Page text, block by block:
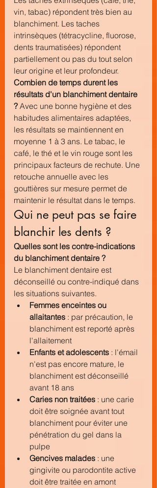
vin, tabac) répondent très bien au
blanchiment. Les taches
intrinsèques (tétracycline, fluorose,
dents traumatisées) répondent
partiellement ou pas du tout selon
leur origine et leur profondeur.
Combien de temps durent les
résultats d'un blanchiment dentaire
? Avec une bonne hygiène et des
habitudes alimentaires adaptées,
les résultats se maintiennent en
moyenne 1 à 3 ans. Le tabac, le
café, le thé et le vin rouge sont les
principaux facteurs de rechute. Une
retouche annuelle avec les
gouttières sur mesure permet de
maintenir le résultat dans le temps.
Qui ne peut pas se faire
blanchir les dents ?
Quelles sont les contre-indications
du blanchiment dentaire ?
Le blanchiment dentaire est
déconseillé ou contre-indiqué dans
les situations suivantes.
Femmes enceintes ou
allaitantes : par précaution, le
blanchiment est reporté après
l'allaitement
Enfants et adolescents : l'émail
n'est pas encore mature, le
blanchiment est déconseillé
avant 18 ans
Caries non traitées : une carie
doit être soignée avant tout
blanchiment pour éviter une
pénétration du gel dans la
pulpe
Gencives malades : une
gingivite ou parodontite active
doit être traitée en amont